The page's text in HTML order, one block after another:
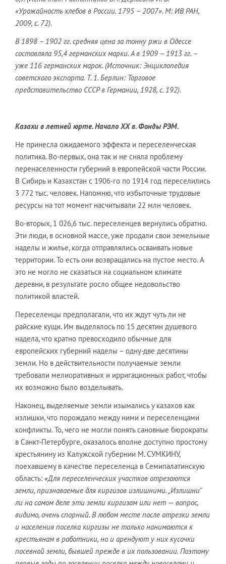
«Урожайность хлебов в России. 1795 – 2007». М: ИВ РАН,
2009, с. 72).
В 1898 – 1902 гг. средняя цена за тонну ржи в Одессе
составляла 95,4 германских марки. А в 1909 – 1913 гг. –
уже 116 германских марок. (Источник: Энциклопедия
советского экспорта. Т. 1. Берлин: Торговое
представительство СССР в Германии, 1928, с. 192).
Казахи в летней юрте. Начало ХХ в. Фонды РЭМ.
Не принесла ожидаемого эффекта и переселенческая
политика. Во-первых, она так и не сняла проблему
перенаселенности губерний в европейской части России.
В Сибирь и Казахстан с 1906-го по 1914 год переселились
3 772 тыс. человек. Напомню, что избыточные трудовые
ресурсы на тот момент насчитывали 22 млн человек.
Во-вторых, 1 026,6 тыс. переселенцев вернулись обратно.
Эти люди, в основной массе, уже продали свои земельные
наделы и жилье, когда отправлялись осваивать новые
территории. То есть они возвращались на пустое место. А
это не могло не сказаться на социальном климате
деревни, в результате росло общее недовольство
политикой властей.
Переселенцы предполагали, что их ждут чуть ли не
райские кущи. Им выделялось по 15 десятин душевого
надела, что кратно превосходило обычные для
европейских губерний наделы – одну-две десятины
земли. Но в действительности получаемые земли
требовали мелиоративных и ирригационных работ, чтобы
их возможно было возделывать.
Наконец, выделяемые земли изымались у казахов как
излишки, что порождало между ними и переселенцами
конфликты. То, чего не могли понять сановные бюрократы
в Санкт-Петербурге, оказалось вполне доступно простому
крестьянину из Калужской губернии М. СУМКИНУ,
поехавшему в качестве переселенца в Семипалатинскую
область: «Для переселенческих участков отрезаются
земли, признаваемые для киргизов излишними. „Излишни"
ли на самом деле эти земли киргизам или нет — вопрос,
видимо, очень спорный. В любом месте после отрезки земли
и населения поселка киргизы не только нанимаются к
крестьянам в работники, но и арендуют у них кусочки
посевной земли, бывшей прежде в их пользовании. Поэтому